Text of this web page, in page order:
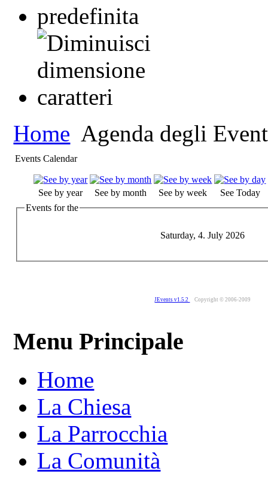
Home Agenda degli
Events Calendar
See by year See by month See by week
See Today
Events for the
Saturday, 4. July 2026
JEvents v1.5.2 Copyright © 2006-2009
Menu Principale
Home
La Chiesa
La Parrocchia
La Comunità